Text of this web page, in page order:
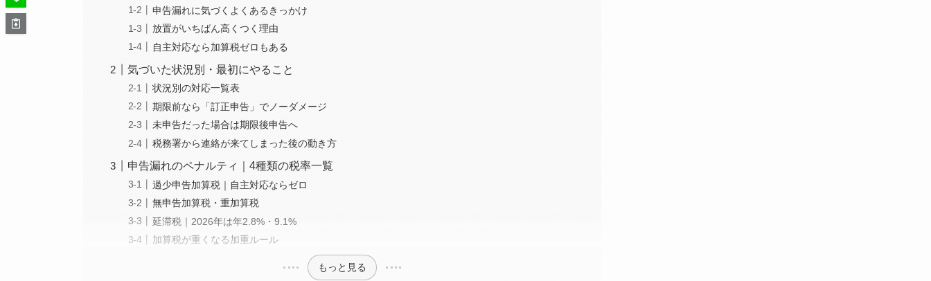
申告漏れに気づくよくあるきっかけ
放置がいちばん高くつく理由
自主対応なら加算税ゼロもある
気づいた状況別・最初にやること
状況別の対応一覧表
期限前なら「訂正申告」でノーダメージ
未申告だった場合は期限後申告へ
税務署から連絡が来てしまった後の動き方
申告漏れのペナルティ｜4種類の税率一覧
過少申告加算税｜自主対応ならゼロ
無申告加算税・重加算税
延滞税｜2026年は年2.8%・9.1%
加算税が重くなる加重ルール
もっと見る